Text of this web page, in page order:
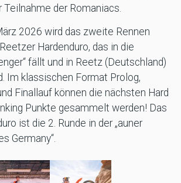
der Romaniacs.
2026 wird das zweite Rennen
Hardenduro, das in die
fällt und in Reetz (Deutschland)
Im klassischen Format Prolog,
Finallauf können die nächsten Hard
Punkte gesammelt werden! Das
ist die 2. Runde in der „auner
Germany“.